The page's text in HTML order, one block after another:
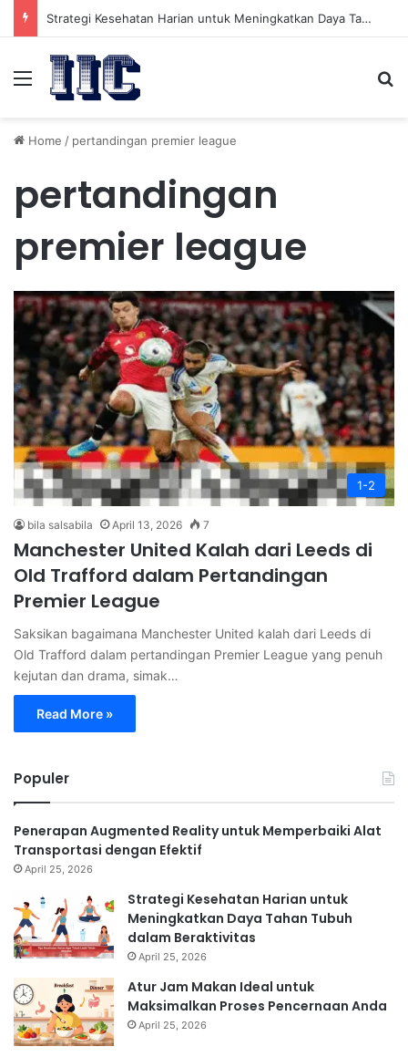
Strategi Kesehatan Harian untuk Meningkatkan Daya Tahan Tubuh dalam Beraktivitas
Menu
Home / pertandingan premier league
pertandingan
premier league
1-2
bila salsabila April 13, 2026 7
Manchester United Kalah dari Leeds di
Old Trafford dalam Pertandingan
Premier League
Saksikan bagaimana Manchester United kalah dari Leeds di
Old Trafford dalam pertandingan Premier League yang penuh
kejutan dan drama, simak…
Read More »
Populer
Penerapan Augmented Reality untuk Memperbaiki Alat
Transportasi dengan Efektif
April 25, 2026
Strategi Kesehatan Harian untuk
Meningkatkan Daya Tahan Tubuh
dalam Beraktivitas
April 25, 2026
Atur Jam Makan Ideal untuk
Maksimalkan Proses Pencernaan Anda
April 25, 2026